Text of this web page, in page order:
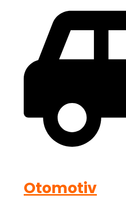
Otomotiv